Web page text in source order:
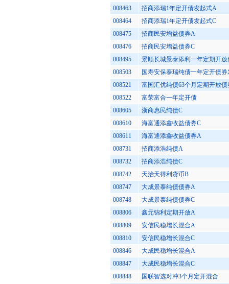
008463
招商添瑞1年定开债发起式A
008464
招商添瑞1年定开债发起式C
008475
招商民安增益债券A
008476
招商民安增益债券C
008495
景顺长城景泰添利一年定期开放
008503
国寿安保泰瑞纯债一年定开债
008521
富国汇优纯债63个月定期开放债
008522
富荣富合一年定开债
008605
浙商惠民纯债C
008610
海富通添鑫收益债券C
008611
海富通添鑫收益债券A
008731
招商添浩纯债A
008732
招商添浩纯债C
008742
天治天得利货币B
008747
大成景泰纯债债券A
008748
大成景泰纯债债券C
008806
鑫元锦利定期开放A
008809
安信民稳增长混合A
008810
安信民稳增长混合C
008846
大成民稳增长混合A
008847
大成民稳增长混合C
008848
国联智选对冲3个月定开混合